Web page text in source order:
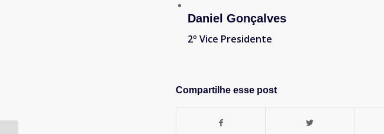
Daniel Gonçalves
2º Vice Presidente
Compartilhe esse post